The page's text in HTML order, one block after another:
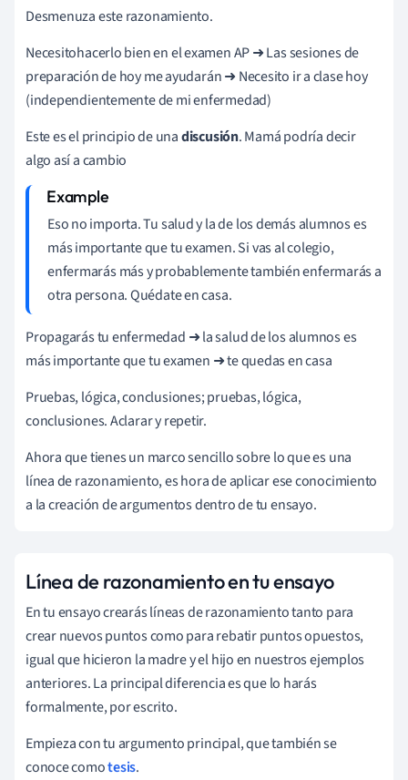
Desmenuza este razonamiento.
Necesitohacerlo bien en el examen AP➜Las sesiones de
preparación de hoy me ayudarán➜ Necesito ir aclase hoy
(independientemente de mi enfermedad)
Este es el principio de unadiscusión. Mamá podría decir
algo así a cambio
Eso no importa. Tu salud y la de los demás alumnos es
más importante que tu examen. Si vas al colegio,
enfermarás más y probablemente también enfermarás a
otra persona. Quédate en casa.
Propagarás tu enfermedad ➜ la saludde los alumnoses
más importante que tu examen ➜ te quedas encasa
Pruebas,lógica,conclusiones;pruebas,lógica,
conclusiones. Aclarar y repetir.
Ahora que tienes un marco sencillo sobre lo que es una
línea de razonamiento, es hora de aplicar ese conocimiento
a la creación de argumentos dentro de tu ensayo.
Línea de razonamiento en tu ensayo
En tu ensayo crearás líneas de razonamiento tanto para
crear nuevos puntos como para rebatir puntos opuestos,
igual que hicieron la madre y el hijo en nuestros ejemplos
anteriores. La principal diferencia es que lo harás
formalmente, por escrito.
Empieza con tu argumento principal, que también se
conoce comotesis.